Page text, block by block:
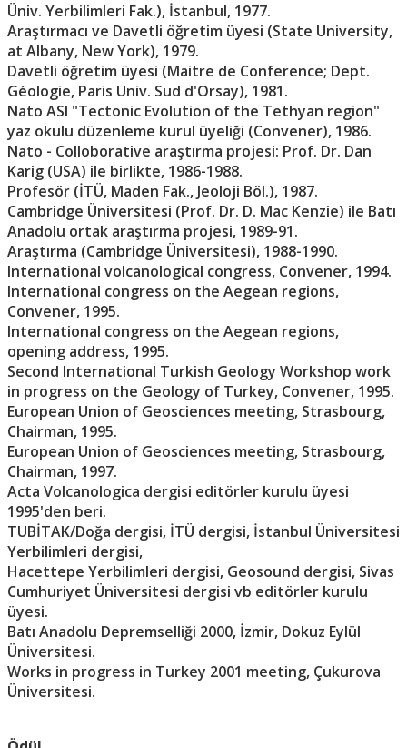
Üniv. Yerbilimleri Fak.), İstanbul, 1977.
Araştırmacı ve Davetli öğretim üyesi (State University,
at Albany, New York), 1979.
Davetli öğretim üyesi (Maitre de Conference; Dept.
Géologie, Paris Univ. Sud d'Orsay), 1981.
Nato ASI "Tectonic Evolution of the Tethyan region"
yaz okulu düzenleme kurul üyeliği (Convener), 1986.
Nato - Colloborative araştırma projesi: Prof. Dr. Dan
Karig (USA) ile birlikte, 1986-1988.
Profesör (İTÜ, Maden Fak., Jeoloji Böl.), 1987.
Cambridge Üniversitesi (Prof. Dr. D. Mac Kenzie) ile Batı
Anadolu ortak araştırma projesi, 1989-91.
Araştırma (Cambridge Üniversitesi), 1988-1990.
International volcanological congress, Convener, 1994.
International congress on the Aegean regions,
Convener, 1995.
International congress on the Aegean regions,
opening address, 1995.
Second International Turkish Geology Workshop work
in progress on the Geology of Turkey, Convener, 1995.
European Union of Geosciences meeting, Strasbourg,
Chairman, 1995.
European Union of Geosciences meeting, Strasbourg,
Chairman, 1997.
Acta Volcanologica dergisi editörler kurulu üyesi
1995'den beri.
TUBİTAK/Doğa dergisi, İTÜ dergisi, İstanbul Üniversitesi
Yerbilimleri dergisi,
Hacettepe Yerbilimleri dergisi, Geosound dergisi, Sivas
Cumhuriyet Üniversitesi dergisi vb editörler kurulu
üyesi.
Batı Anadolu Depremselliği 2000, İzmir, Dokuz Eylül
Üniversitesi.
Works in progress in Turkey 2001 meeting, Çukurova
Üniversitesi.